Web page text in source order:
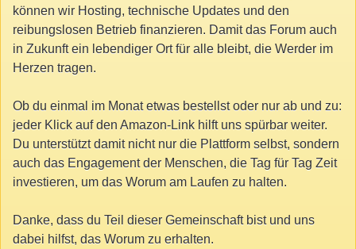
können wir Hosting, technische Updates und den
reibungslosen Betrieb finanzieren. Damit das Forum auch
in Zukunft ein lebendiger Ort für alle bleibt, die Werder im
Herzen tragen.
Ob du einmal im Monat etwas bestellst oder nur ab und zu:
jeder Klick auf den Amazon-Link hilft uns spürbar weiter.
Du unterstützt damit nicht nur die Plattform selbst, sondern
auch das Engagement der Menschen, die Tag für Tag Zeit
investieren, um das Worum am Laufen zu halten.
Danke, dass du Teil dieser Gemeinschaft bist und uns
dabei hilfst, das Worum zu erhalten.